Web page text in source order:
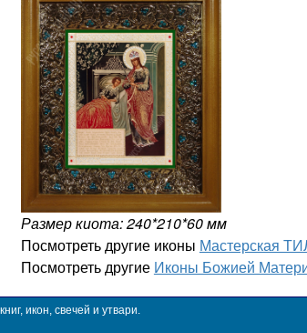
Размер киота: 240*210*60 мм
Посмотреть другие иконы Мастерская
Посмотреть другие Иконы Божией
икон, свечей и утвари.